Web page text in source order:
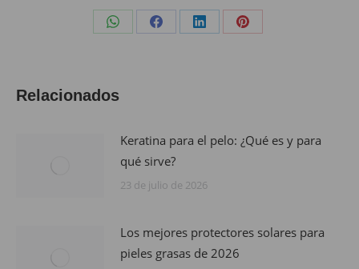
Share Share Share Share
Relacionados
Keratina para el pelo: ¿Qué es y para
qué sirve?
23 de julio de 2026
Los mejores protectores solares para
pieles grasas de 2026